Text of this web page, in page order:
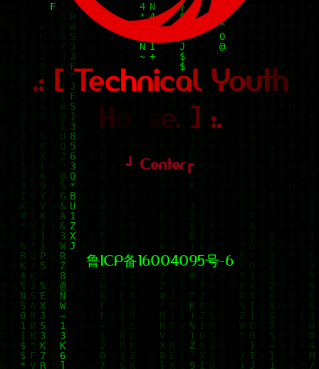
.: [ Technical Youth
Ho e. ] :.
┛ Center┏
鲁ICP备16004095号-6